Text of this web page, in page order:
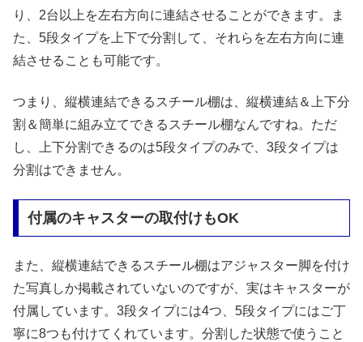
り、2台以上を左右方向に連結させることができます。ま
た、5段タイプを上下で分割して、それらを左右方向に連
結させることも可能です。
つまり、縦横連結できるスチール棚は、縦横連結＆上下分
割＆簡単に組み立てできるスチール棚なんですね。ただ
し、上下分割できるのは5段タイプのみで、3段タイプは
分割はできません。
付属のキャスターの取付けもOK
また、縦横連結できるスチール棚はアジャスター脚を付け
た写真しか掲載されていないのですが、実はキャスターが
付属しています。3段タイプには4つ、5段タイプにはご丁
寧に8つも付けてくれています。分割した状態で使うこと